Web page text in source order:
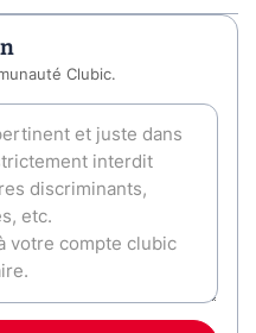
Clubic.